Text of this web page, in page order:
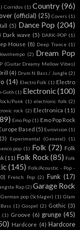
Corridos (1) Country (96)
(official) (25) Covers (1)
(5) Dance Pop (204)
Dark wave (5) DARK-POP (1)
House (8) Deep Trance (1)
(2) Dream Pop
(Guitar Dreamy Mellow Vibes)
(4) Drum N Bass / Jungle (2)
(14) Electro Folk (1) Electro
Goth (1) Electronic(100)
Punk (1) electronic folk (2)
rock (2) Electronica (11)
Emo Pop (1) Emo Pop Rock
Based (5) Eurovision (1)
(3) Experimental (General) (1)
pop (1) Folk (72) Folk
(11) Folk Rock (85) Folk
(145) Folk/Acoustic - Pop -
French Pop (2) Funk (17)
Rap (2) Garage Rock
German pop (Schlager) (1) Glam
(1) Gospel (2) Gothic (3)
(1) Groove (6) grunge (45)
Hardcore (4) Hardcore